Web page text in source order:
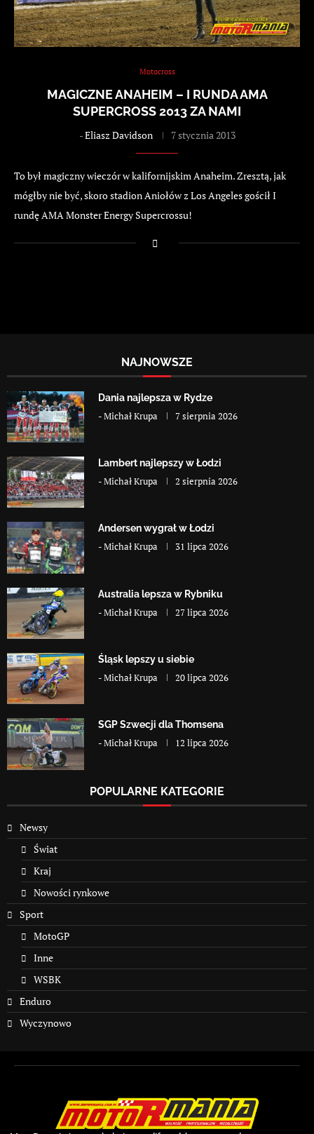
Motocross
MAGICZNE ANAHEIM – I RUNDA AMA
SUPERCROSS 2013 ZA NAMI
-Eliasz Davidson 7 stycznia 2013
To był magiczny wieczór w kalifornijskim Anaheim. Zresztą, jak
mógłby nie być, skoro stadion Aniołów z Los Angeles gościł I
rundę AMA Monster Energy Supercrossu!
NAJNOWSZE
Dania najlepsza w Rydze
-Michał Krupa 7 sierpnia 2026
Lambert najlepszy w Łodzi
-Michał Krupa 2 sierpnia 2026
Andersen wygrał w Łodzi
-Michał Krupa 31 lipca 2026
Australia lepsza w Rybniku
-Michał Krupa 27 lipca 2026
Śląsk lepszy u siebie
-Michał Krupa 20 lipca 2026
SGP Szwecji dla Thomsena
-Michał Krupa 12 lipca 2026
POPULARNE KATEGORIE
Newsy
Świat
Kraj
Nowości rynkowe
Sport
MotoGP
Inne
WSBK
Enduro
Wyczynowo